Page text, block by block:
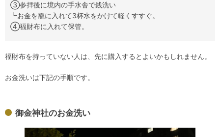
③参拝後に境内の手水舎で銭洗い
┗お金を籠に入れて3杯水をかけて軽くすすぐ。
④福財布に入れて保管。
福財布を持っていない人は、先に購入するとよいかもしれません。
お金洗いは下記の手順です。
御金神社のお金洗い